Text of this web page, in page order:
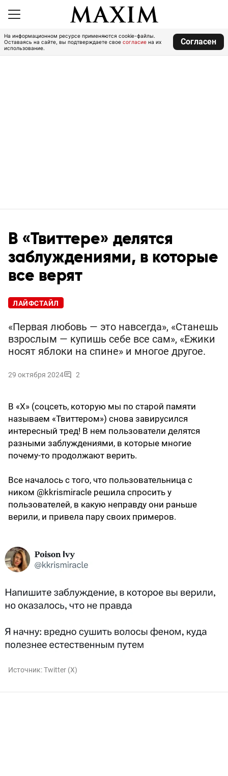
На информационном ресурсе применяются cookie-файлы.
Оставаясь на сайте, вы подтверждаете свое согласие на их
использование.
Согласен
В «Твиттере» делятся
заблуждениями, в которые
все верят
ЛАЙФСТАЙЛ
«Первая любовь — это навсегда», «Станешь
взрослым — купишь себе все сам», «Ежики
носят яблоки на спине» и многое другое.
29 октября 2024 2
В «X» (соцсеть, которую мы по старой памяти
называем «Твиттером») снова завирусился
интересный тред! В нем пользователи делятся
разными заблуждениями, в которые многие
почему-то продолжают верить.
Все началось с того, что пользовательница с
ником @kkrismiracle решила спросить у
пользователей, в какую неправду они раньше
верили, и привела пару своих примеров.
Источник:Twitter (X)